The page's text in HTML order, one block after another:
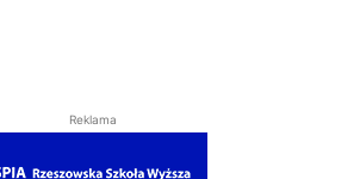
Reklama